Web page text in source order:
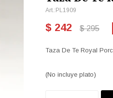
PL1909
$ 242 $ 295
Taza De Te Royal
(No incluye plato)